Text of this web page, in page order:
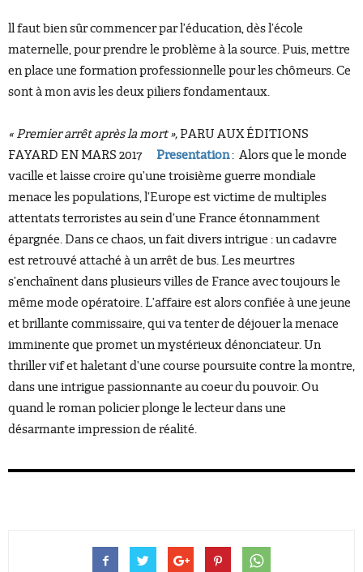
ll faut bien sûr commencer par l’éducation, dès l’école
maternelle, pour prendre le problème à la source. Puis, mettre
en place une formation professionnelle pour les chômeurs. Ce
sont à mon avis les deux piliers fondamentaux.
« Premierarrêtaprès la mort », PARU AUX ÉDITIONS
FAYARD EN MARS 2017 Presentation: Alors que le monde
vacille et laisse croire qu’une troisième guerre mondiale
menace les populations, l’Europe est victime de multiples
attentats terroristes au sein d’une France étonnamment
épargnée. Dans ce chaos, un fait divers intrigue : un cadavre
est retrouvé attaché à un arrêt de bus. Les meurtres
s’enchaînent dans plusieurs villes de France avec toujours le
même mode opératoire. L’affaire est alors confiée à une jeune
et brillante commissaire, qui va tenter de déjouer la menace
imminente que promet un mystérieux dénonciateur. Un
thriller vif et haletant d’une course poursuite contre la montre,
dans une intrigue passionnante au coeur du pouvoir. Ou
quand le roman policier plonge le lecteur dans une
désarmante impression de réalité.